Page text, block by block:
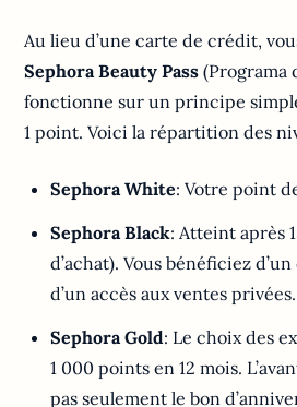
Au lieu d’une carte de crédit,
Sephora Beauty Pass (Programa
fonctionne sur un principe
1 point. Voici la répartition des
Sephora White: Votre point
Sephora Black: Atteint après
d’achat). Vous bénéficiez
d’un accès aux ventes privées.
Sephora Gold: Le choix des
1 000 points en 12 mois.
pas seulement le bon